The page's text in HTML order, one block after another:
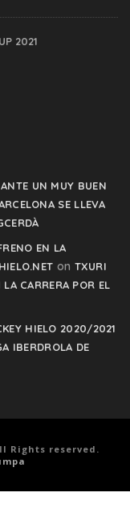
2021
UN MUY BUEN
SE LLEVA
EN LA
on TXURI
CARRERA POR EL
HIELO 2020/2021
IBERDROLA DE
Rights reserved.